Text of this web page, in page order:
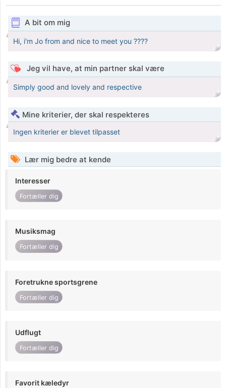
A bit om mig
Hi, i'm Jo from and nice to meet you ????
Jeg vil have, at min partner skal være
Simply good and lovely and respective
Mine kriterier, der skal respekteres
Ingen kriterier er blevet tilpasset
Lær mig bedre at kende
Interesser
Fortæller dig
Musiksmag
Fortæller dig
Foretrukne sportsgrene
Fortæller dig
Udflugt
Fortæller dig
Favorit kæledyr